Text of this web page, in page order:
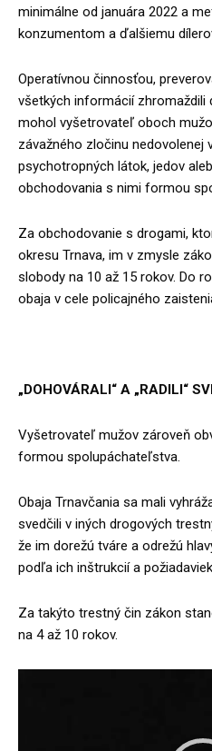
minimálne od januára 2022 a
konzumentom a ďalšiemu
Operatívnou činnosťou,
všetkých informácií
mohol vyšetrovateľ oboch
závažného zločinu nedovolenej
psychotropných látok, jedov
obchodovania s nimi formou
Za obchodovanie s drogami,
okresu Trnava, im v zmysle
slobody na 10 až 15 rokov. Do
obaja v cele policajného
„DOHOVÁRALI“ A „RADILI“
Vyšetrovateľ mužov zároveň
formou spolupáchateľstva.
Obaja Trnavčania sa mali
svedčili v iných drogových
že im dorežú tváre a odrežú
podľa ich inštrukcií a
Za takýto trestný čin zákon
na 4 až 10 rokov.